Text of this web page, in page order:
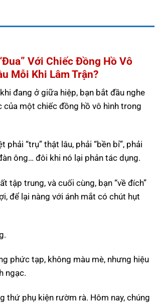
Với Chiếc Đồng Hồ Vô
Mỗi Khi Lâm Trận?
đang ở giữa hiệp, bạn bắt đầu nghe
của một chiếc đồng hồ vô hình trong
phải “trụ” thật lâu, phải “bền bỉ”, phải
ông… đôi khi nó lại phản tác dụng.
tập trung, và cuối cùng, bạn “về đích”
để lại nàng với ánh mắt có chút hụt
phức tạp, không màu mè, nhưng hiệu
ngạc.
thứ phụ kiện rườm rà. Hôm nay, chúng